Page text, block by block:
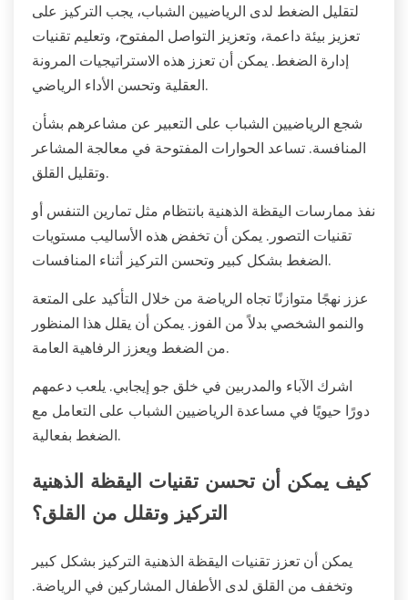
لتقليل الضغط لدى الرياضيين الشباب، يجب التركيز على
تعزيز بيئة داعمة، وتعزيز التواصل المفتوح، وتعليم تقنيات
إدارة الضغط. يمكن أن تعزز هذه الاستراتيجيات المرونة
العقلية وتحسن الأداء الرياضي.
شجع الرياضيين الشباب على التعبير عن مشاعرهم بشأن
المنافسة. تساعد الحوارات المفتوحة في معالجة المشاعر
وتقليل القلق.
نفذ ممارسات اليقظة الذهنية بانتظام مثل تمارين التنفس أو
تقنيات التصور. يمكن أن تخفض هذه الأساليب مستويات
الضغط بشكل كبير وتحسن التركيز أثناء المنافسات.
عزز نهجًا متوازنًا تجاه الرياضة من خلال التأكيد على المتعة
والنمو الشخصي بدلاً من الفوز. يمكن أن يقلل هذا المنظور
من الضغط ويعزز الرفاهية العامة.
اشرك الآباء والمدربين في خلق جو إيجابي. يلعب دعمهم
دورًا حيويًا في مساعدة الرياضيين الشباب على التعامل مع
الضغط بفعالية.
كيف يمكن أن تحسن تقنيات اليقظة الذهنية
التركيز وتقلل من القلق؟
يمكن أن تعزز تقنيات اليقظة الذهنية التركيز بشكل كبير
وتخفف من القلق لدى الأطفال المشاركين في الرياضة.